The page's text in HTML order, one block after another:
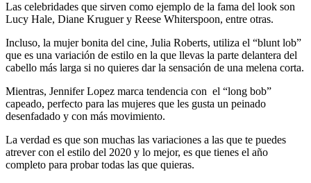
Las celebridades que sirven como ejemplo de la fama del look son
Lucy Hale, Diane Kruguer y Reese Whiterspoon, entre otras.
Incluso, la mujer bonita del cine, Julia Roberts, utiliza el “blunt lob”
que es una variación de estilo en la que llevas la parte delantera del
cabello más larga si no quieres dar la sensación de una melena corta.
Mientras, Jennifer Lopez marca tendencia con el “long bob”
capeado, perfecto para las mujeres que les gusta un peinado
desenfadado y con más movimiento.
La verdad es que son muchas las variaciones a las que te puedes
atrever con el estilo del 2020 y lo mejor, es que tienes el año
completo para probar todas las que quieras.